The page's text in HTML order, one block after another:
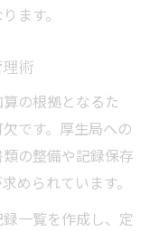
ます。
術
の根拠となるた
です。厚生局への
の整備や記録保存
められています。
一覧を作成し、定